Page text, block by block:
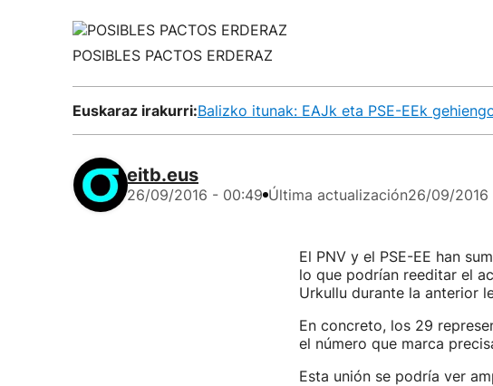
POSIBLES PACTOS ERDERAZ
Euskaraz irakurri:Balizko itunak: EAJk eta PSE-EEk
eitb.eus
26/09/2016 - 00:49 Última actualización26/09/2016
El PNV y el PSE-EE han
lo que podrían reeditar el
Urkullu durante la anterior
En concreto, los 29
el número que marca
Esta unión se podría ver